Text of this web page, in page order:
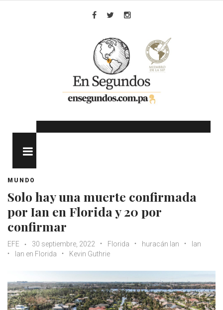
MUNDO
Solo hay una muerte confirmada
por Ian en Florida y 20 por
confirmar
EFE 30 septiembre, 2022 Florida huracán Ian
Ian
Ian en Florida
Kevin Guthrie